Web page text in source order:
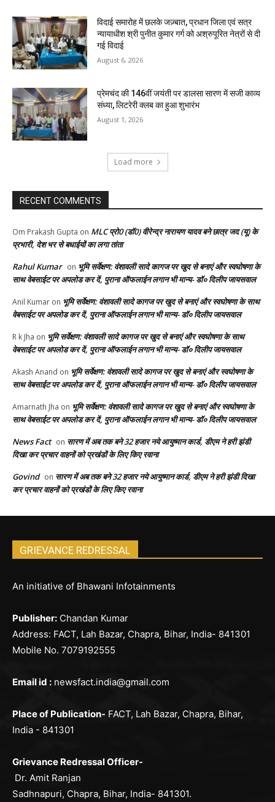
विदाई समारोह में छलके जज़्बात, प्रधान जिला एवं सत्र
न्यायाधीश श्री पुनीत कुमार गर्ग को अश्रुपूरित नेत्रों से दी
गई विदाई
August 6, 2026
प्रेमचंद की 146वीं जयंती पर डालसा सारण में सजी काव्य
संध्या, लिटरेरी क्लब का हुआ शुभारंभ
August 1, 2026
Load more
RECENT COMMENTS
Om Prakash Gupta on MLC प्रो0 (डॉ0) वीरेन्द्र नारायण यादव बने छात्र जद (यू) के
प्रभारी, देश भर से बधाईयों का लगा तांता
Rahul Kumar on भूमि सर्वेक्षण: वंशावली सादे कागज पर खुद से बनाएं और स्वघोषणा के
साथ वेबसाईट पर अपलोड कर दें, पुराना ऑफलाईन लगान भी मान्य- डॉ० दिलीप जायसवाल
Anil Kumar on भूमि सर्वेक्षण: वंशावली सादे कागज पर खुद से बनाएं और स्वघोषणा के साथ
वेबसाईट पर अपलोड कर दें, पुराना ऑफलाईन लगान भी मान्य- डॉ० दिलीप जायसवाल
R k Jha on भूमि सर्वेक्षण: वंशावली सादे कागज पर खुद से बनाएं और स्वघोषणा के साथ
वेबसाईट पर अपलोड कर दें, पुराना ऑफलाईन लगान भी मान्य- डॉ० दिलीप जायसवाल
Akash Anand on भूमि सर्वेक्षण: वंशावली सादे कागज पर खुद से बनाएं और स्वघोषणा के
साथ वेबसाईट पर अपलोड कर दें, पुराना ऑफलाईन लगान भी मान्य- डॉ० दिलीप जायसवाल
Amarnath Jha on भूमि सर्वेक्षण: वंशावली सादे कागज पर खुद से बनाएं और स्वघोषणा के
साथ वेबसाईट पर अपलोड कर दें, पुराना ऑफलाईन लगान भी मान्य- डॉ० दिलीप जायसवाल
News Fact on सारण में अब तक बने 32 हजार नये आयुष्मान कार्ड, डीएम ने हरी झंडी
दिखा कर प्रचार वाहनों को प्रखंडों के लिए किए रवाना
Govind on सारण में अब तक बने 32 हजार नये आयुष्मान कार्ड, डीएम ने हरी झंडी दिखा
कर प्रचार वाहनों को प्रखंडों के लिए किए रवाना
GRIEVANCE REDRESSAL
An initiative of Bhawani Infotainments
Publisher: Chandan Kumar
Address: FACT, Lah Bazar, Chapra, Bihar, India- 841301
Mobile No. 7079192555
Email id : newsfact.india@gmail.com
Place of Publication- FACT, Lah Bazar, Chapra, Bihar,
India - 841301
Grievance Redressal Officer-
Dr. Amit Ranjan
Sadhnapuri, Chapra, Bihar, India- 841301.